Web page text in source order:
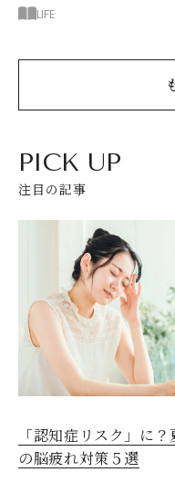
LIFE
PICK UP
注目の記事
「認知症リスク」に？
の脳疲れ対策５選